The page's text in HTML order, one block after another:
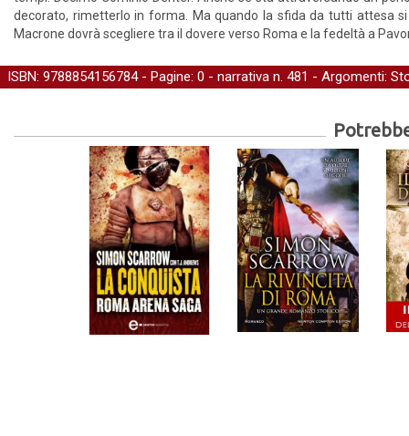
decorato, rimetterlo in forma. Ma quando la sfida da tutti attesa
Macrone dovrà scegliere tra il dovere verso Roma e la fedeltà a
ISBN: 9788854156784 - Pagine: 0 - narrativa n. 481 - Argomenti: